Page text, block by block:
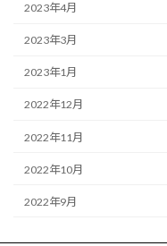
2023年4月
2023年3月
2023年1月
2022年12月
2022年11月
2022年10月
2022年9月